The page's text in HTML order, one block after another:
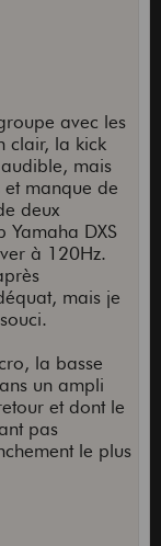
avec les
clair, la kick
mais
manque de
deux
Yamaha DXS
à 120Hz.
mais je
la basse
un ampli
et dont le
pas
le plus